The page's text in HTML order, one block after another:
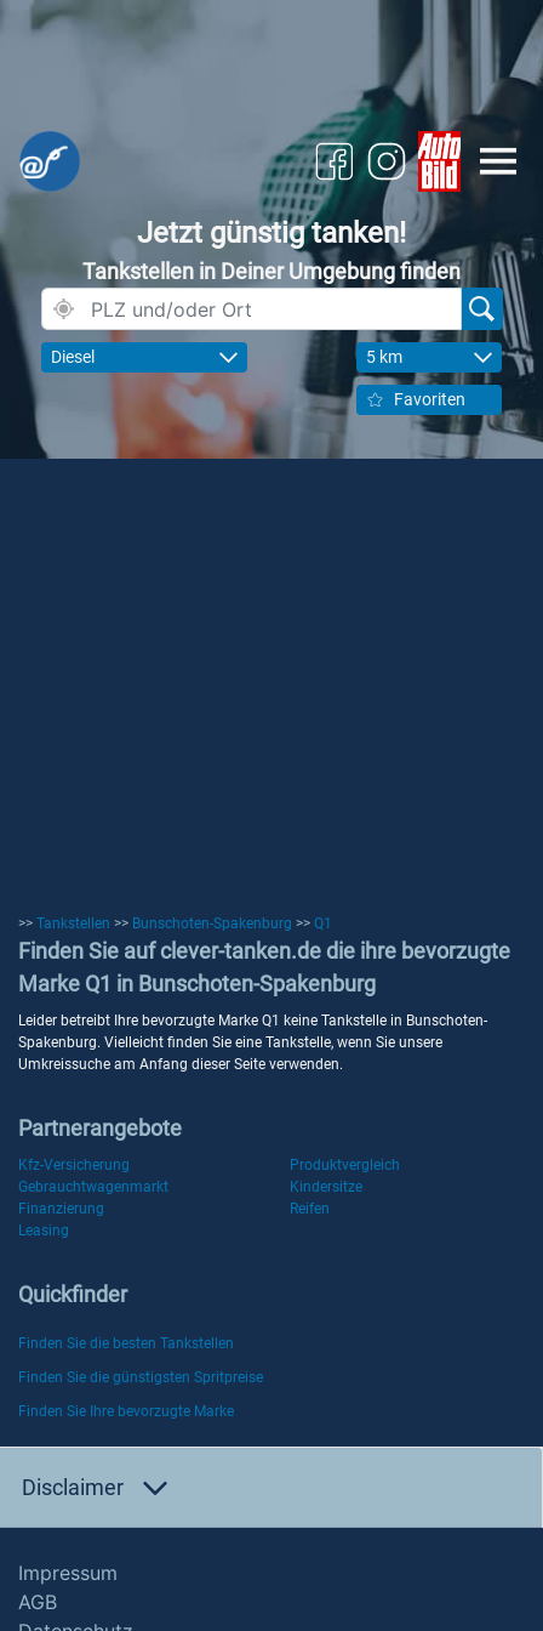
Jetzt günstig tanken!
Tankstellen in Deiner Umgebung finden
Diesel 5 km
Favoriten
>> Tankstellen >> Bunschoten-Spakenburg >> Q1
Finden Sie auf clever-tanken.de die ihre bevorzugte
Marke Q1 in Bunschoten-Spakenburg
Leider betreibt Ihre bevorzugte Marke Q1 keine Tankstelle in Bunschoten-
Spakenburg. Vielleicht finden Sie eine Tankstelle, wenn Sie unsere
Umkreissuche am Anfang dieser Seite verwenden.
Partnerangebote
Kfz-Versicherung
Produktvergleich
Gebrauchtwagenmarkt
Kindersitze
Finanzierung
Reifen
Leasing
Quickfinder
Finden Sie die besten Tankstellen
Finden Sie die günstigsten Spritpreise
Finden Sie Ihre bevorzugte Marke
Disclaimer
Impressum
AGB